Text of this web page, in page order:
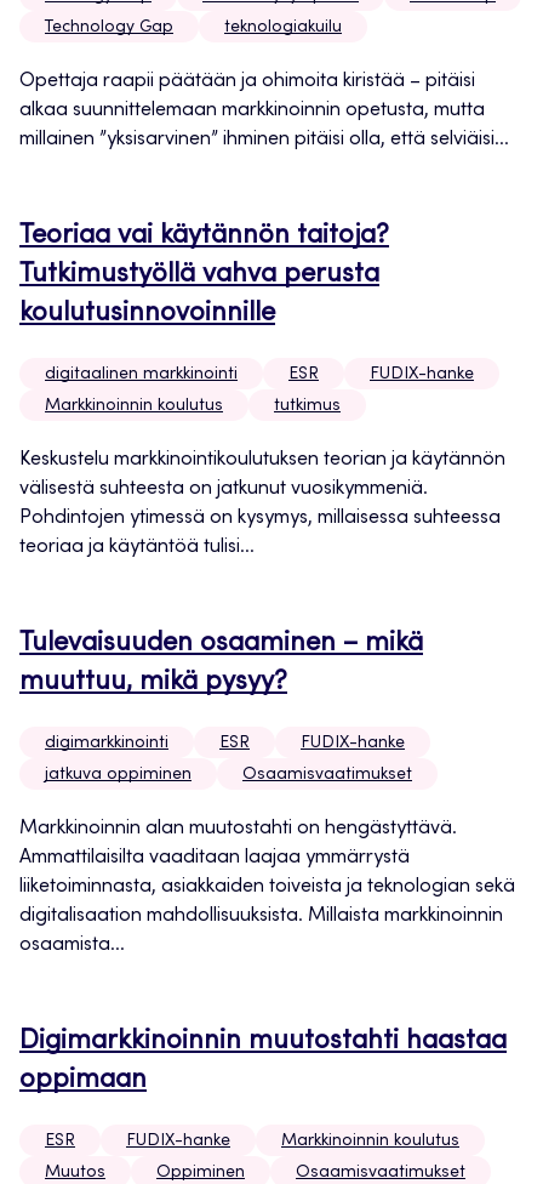
Technology Gap
teknologiakuilu
Opettaja raapii päätään ja ohimoita kiristää – pitäisi
alkaa suunnittelemaan markkinoinnin opetusta, mutta
millainen ”yksisarvinen” ihminen pitäisi olla, että selviäisi...
Teoriaa vai käytännön taitoja?
Tutkimustyöllä vahva perusta
koulutusinnovoinnille
digitaalinen markkinointi ESR
FUDIX-hanke
Markkinoinnin koulutus
tutkimus
Keskustelu markkinointikoulutuksen teorian ja käytännön
välisestä suhteesta on jatkunut vuosikymmeniä.
Pohdintojen ytimessä on kysymys, millaisessa suhteessa
teoriaa ja käytäntöä tulisi...
Tulevaisuuden osaaminen – mikä
muuttuu, mikä pysyy?
digimarkkinointi ESR
FUDIX-hanke
jatkuva oppiminen
Osaamisvaatimukset
Markkinoinnin alan muutostahti on hengästyttävä.
Ammattilaisilta vaaditaan laajaa ymmärrystä
liiketoiminnasta, asiakkaiden toiveista ja teknologian sekä
digitalisaation mahdollisuuksista. Millaista markkinoinnin
osaamista...
Digimarkkinoinnin muutostahti haastaa
oppimaan
ESR FUDIX-hanke
Markkinoinnin koulutus
Muutos
Oppiminen Osaamisvaatimukset